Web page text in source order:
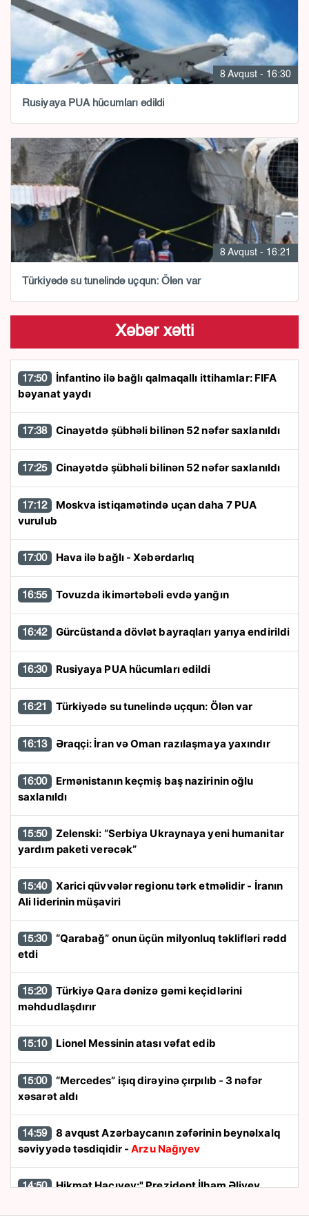
8 Avqust - 16:30
Rusiyaya PUA hücumları edildi
8 Avqust - 16:21
Türkiyədə su tunelində uçqun: Ölən var
Xəbər xətti
17:50
bəyanat yaydı
17:38 Cinayətdə şübhəli bilinən 52 nəfər saxlanıldı
17:25 Cinayətdə şübhəli bilinən 52 nəfər saxlanıldı
17:12
vurulub
17:00 Hava ilə bağlı - Xəbərdarlıq
16:55 Tovuzda ikimərtəbəli evdə yanğın
16:42 Gürcüstanda dövlət bayraqları yarıya endirildi
16:30 Rusiyaya PUA hücumları edildi
16:21 Türkiyədə su tunelində uçqun: Ölən var
16:13 Əraqçi: İran və Oman razılaşmaya yaxındır
16:00
saxlanıldı
15:50
yardım paketi verəcək”
15:40
Ali liderinin müşaviri
15:30
etdi
15:20
məhdudlaşdırır
15:10 Lionel Messinin atası vəfat edib
15:00
xəsarət aldı
14:59
səviyyədə təsdiqidir -Arzu Nağıyev
14:50 Hikmət Hacıyev:" Prezident İlham Əliyev